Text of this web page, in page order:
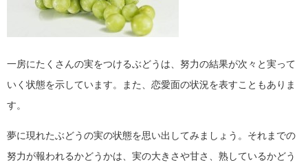
一房にたくさんの実をつけるぶどうは、努力の結果が次々と実って
いく状態を示しています。また、恋愛面の状況を表すこともありま
す。
夢に現れたぶどうの実の状態を思い出してみましょう。それまでの
努力が報われるかどうかは、実の大きさや甘さ、熟しているかどう